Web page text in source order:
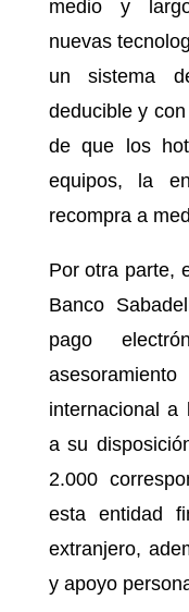
medio y
nuevas
un sistema
deducible y
de que los
equipos, la
recompra a
Por otra parte,
Banco
pago
internacional a
a su
2.000
esta entidad
extranjero,
y apoyo